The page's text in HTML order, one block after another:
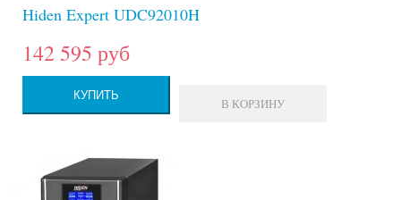
Hiden Expert UDC92010H
142 595 руб
КУПИТЬ
В КОРЗИНУ